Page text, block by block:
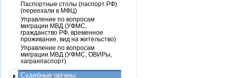
Паспортные столы (паспорт РФ)
(переехали в МФЦ)
Управление по вопросам
миграции МВД (УФМС,
гражданство РФ, временное
проживание, вид на жительство)
Управление по вопросам
миграции МВД (УФМС, ОВИРы,
загранпаспорт)
Судебные органы